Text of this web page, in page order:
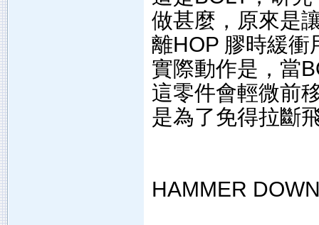
做甚麼，原來是
離HOP 膠時緩衝
實際動作是，當
這零件會輕微前
是為了免得拉斷
HAMMER